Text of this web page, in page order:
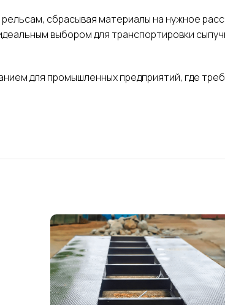
сбрасывая материалы на нужное
выбором для транспортировки
для промышленных предприятий, где